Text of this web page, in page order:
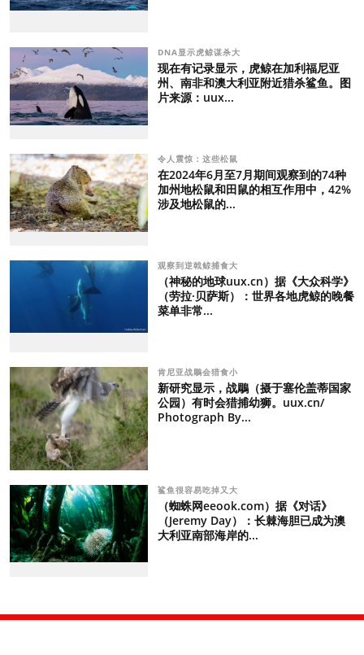
DNA显示虎鲸谋杀大
现在有记录显示，虎鲸在加利福尼亚
州、南非和澳大利亚附近猎杀鲨鱼。图
片来源：uux...
令人震惊：这些松鼠
在2024年6月至7月期间观察到的74种
加州地松鼠和田鼠的相互作用中，42%
涉及地松鼠的...
观察到逆戟鲸捕食大
（神秘的地球uux.cn）据《大众科学》
（劳拉·贝萨斯）：世界各地虎鲸的晚餐
菜单非常...
肯尼亚战鵰会猎食小
新研究显示，战鵰（摄于塞伦盖蒂国家
公园）有时会猎捕幼狮。uux.cn/
Photograph By...
鲨鱼很容易吃掉又大
（蜘蛛网eeook.com）据《对话》
（Jeremy Day）：长棘海胆已成为澳
大利亚南部海岸的...